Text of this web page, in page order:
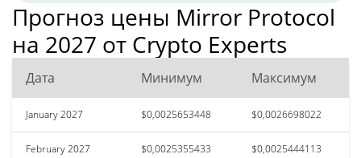
Прогноз цены Mirror Protocol
на 2027 от Crypto Experts
Дата Минимум Максимум
January 2027 $0,0025653448 $0,0026698022
February 2027 $0,0025355433 $0,0025444113